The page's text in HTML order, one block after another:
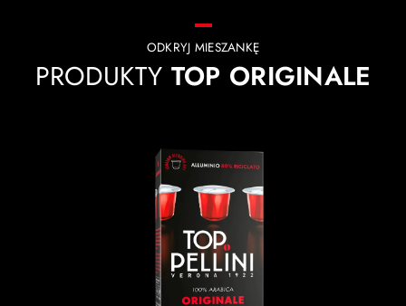
ODKRYJ MIESZANKĘ
PRODUKTY TOP ORIGINALE